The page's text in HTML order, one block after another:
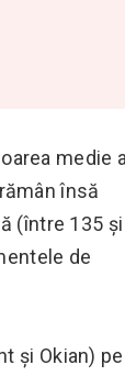
medie a
însă
(între 135 și
de
și Okian)